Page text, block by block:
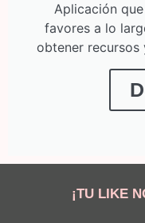
Aplicación
favores a lo
obtener recursos
¡TU LIKE